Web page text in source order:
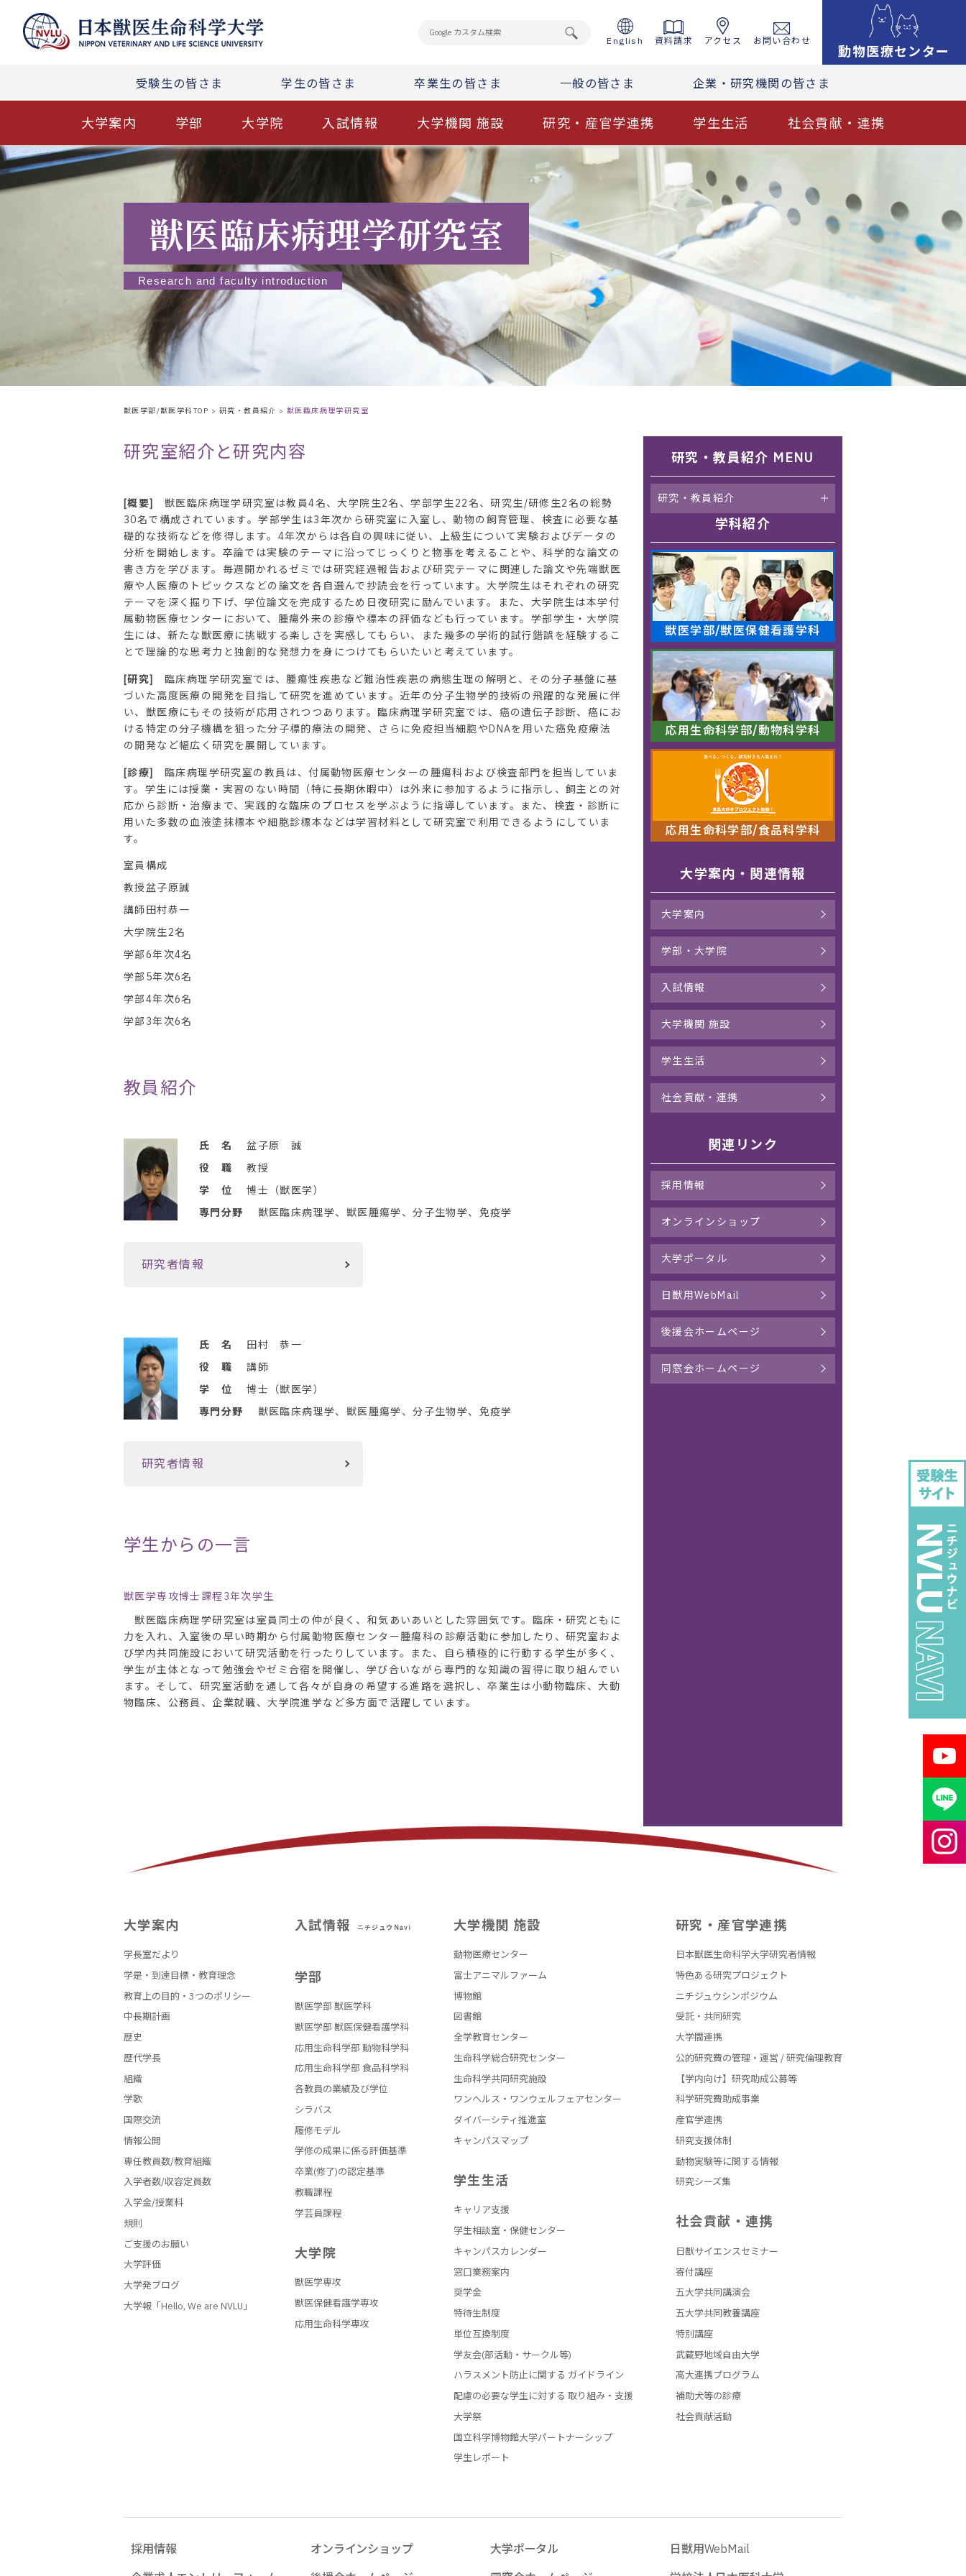
English 資料請求 アクセス お問い合わせ
動物医療センター
受験生の皆さま 学生の皆さま 卒業生の皆さま 一般の皆さま 企業・研究機関の皆さま
大学案内 学部 大学院 入試情報 大学機関 施設 研究・産官学連携 学生生活 社会貢献・連携
獣医臨床病理学研究室
Research and faculty introduction
獣医学部/獣医学科TOP >研究・教員紹介 >獣医臨床病理学研究室
研究室紹介と研究内容
[概要] 獣医臨床病理学研究室は教員4名、大学院生2名、学部学生22名、研究生/研修生2名の総勢
30名で構成されています。学部学生は3年次から研究室に入室し、動物の飼育管理、検査に必要な基
礎的な技術などを修得します。4年次からは各自の興味に従い、上級生について実験およびデータの
分析を開始します。卒論では実験のテーマに沿ってじっくりと物事を考えることや、科学的な論文の
書き方を学びます。毎週開かれるゼミでは研究経過報告および研究テーマに関連した論文や先端獣医
療や人医療のトピックスなどの論文を各自選んで抄読会を行っています。大学院生はそれぞれの研究
テーマを深く掘り下げ、学位論文を完成するため日夜研究に励んでいます。また、大学院生は本学付
属動物医療センターにおいて、腫瘍外来の診療や標本の評価なども行っています。学部学生・大学院
生には、新たな獣医療に挑戦する楽しさを実感してもらい、また幾多の学術的試行錯誤を経験するこ
とで理論的な思考力と独創的な発想力を身につけてもらいたいと考えています。
[研究] 臨床病理学研究室では、腫瘍性疾患など難治性疾患の病態生理の解明と、その分子基盤に基
づいた高度医療の開発を目指して研究を進めています。近年の分子生物学的技術の飛躍的な発展に伴
い、獣医療にもその技術が応用されつつあります。臨床病理学研究室では、癌の遺伝子診断、癌にお
ける特定の分子機構を狙った分子標的療法の開発、さらに免疫担当細胞やDNAを用いた癌免疫療法
の開発など幅広く研究を展開しています。
[診療] 臨床病理学研究室の教員は、付属動物医療センターの腫瘍科および検査部門を担当していま
す。学生には授業・実習のない時間（特に長期休暇中）は外来に参加するように指示し、飼主との対
応から診断・治療まで、実践的な臨床のプロセスを学ぶように指導しています。また、検査・診断に
用いた多数の血液塗抹標本や細胞診標本などは学習材料として研究室で利用できるようにしていま
す。
室員構成
教授盆子原誠
講師田村恭一
大学院生2名
学部6年次4名
学部5年次6名
学部4年次6名
学部3年次6名
教員紹介
氏 名
盆子原 誠
役 職
教授
学 位
博士（獣医学）
専門分野
獣医臨床病理学、獣医腫瘍学、分子生物学、免疫学
研究者情報
氏 名
田村 恭一
役 職
講師
学 位
博士（獣医学）
専門分野
獣医臨床病理学、獣医腫瘍学、分子生物学、免疫学
研究者情報
学生からの一言
獣医学専攻博士課程3年次学生
獣医臨床病理学研究室は室員同士の仲が良く、和気あいあいとした雰囲気です。臨床・研究ともに
力を入れ、入室後の早い時期から付属動物医療センター腫瘍科の診療活動に参加したり、研究室およ
び学内共同施設において研究活動を行ったりしています。また、自ら積極的に行動する学生が多く、
学生が主体となって勉強会やゼミ合宿を開催し、学び合いながら専門的な知識の習得に取り組んでい
ます。そして、研究室活動を通して各々が自身の希望する進路を選択し、卒業生は小動物臨床、大動
物臨床、公務員、企業就職、大学院進学など多方面で活躍しています。
研究・教員紹介 MENU
研究・教員紹介
学科紹介
獣医学部/獣医保健看護学科
応用生命科学部/動物科学科
応用生命科学部/食品科学科
大学案内・関連情報
大学案内
学部・大学院
入試情報
大学機関 施設
学生生活
社会貢献・連携
関連リンク
採用情報
オンラインショップ
大学ポータル
日獣用WebMail
後援会ホームページ
同窓会ホームページ
大学案内
学長室だより
学是・到達目標・教育理念
教育上の目的・3つのポリシー
中長期計画
歴史
歴代学長
組織
学歌
国際交流
情報公開
専任教員数/教育組織
入学者数/収容定員数
入学金/授業料
規則
ご支援のお願い
大学評価
大学発ブログ
大学報「Hello, We are NVLU」
入試情報 ニチジュウNavi
学部
獣医学部 獣医学科
獣医学部 獣医保健看護学科
応用生命科学部 動物科学科
応用生命科学部 食品科学科
各教員の業績及び学位
シラバス
履修モデル
学修の成果に係る評価基準
卒業(修了)の認定基準
教職課程
学芸員課程
大学院
獣医学専攻
獣医保健看護学専攻
応用生命科学専攻
大学機関 施設
動物医療センター
富士アニマルファーム
博物館
図書館
全学教育センター
生命科学総合研究センター
生命科学共同研究施設
ワンヘルス・ワンウェルフェアセンター
ダイバーシティ推進室
キャンパスマップ
学生生活
キャリア支援
学生相談室・保健センター
キャンパスカレンダー
窓口業務案内
奨学金
特待生制度
単位互換制度
学友会(部活動・サークル等)
ハラスメント防止に関する ガイドライン
配慮の必要な学生に対する 取り組み・支援
大学祭
国立科学博物館大学パートナーシップ
学生レポート
研究・産官学連携
日本獣医生命科学大学研究者情報
特色ある研究プロジェクト
ニチジュウシンポジウム
受託・共同研究
大学間連携
公的研究費の管理・運営 / 研究倫理教育
【学内向け】研究助成公募等
科学研究費助成事業
産官学連携
研究支援体制
動物実験等に関する情報
研究シーズ集
社会貢献・連携
日獣サイエンスセミナー
寄付講座
五大学共同講演会
五大学共同教養講座
特別講座
武蔵野地域自由大学
高大連携プログラム
補助犬等の診療
社会貢献活動
採用情報 オンラインショップ 大学ポータル
日獣用WebMail